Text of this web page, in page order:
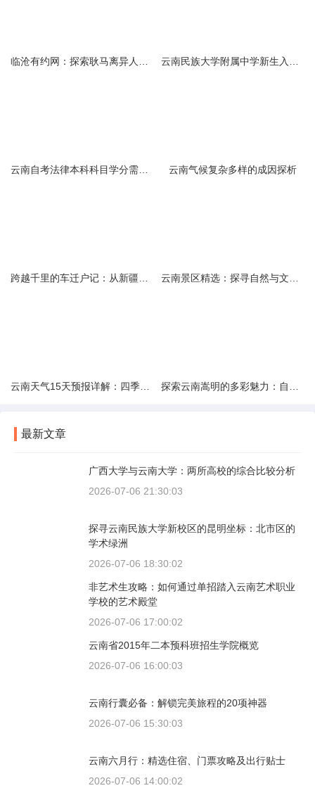
云南气候复杂多样的成因探析
最新文章
广西大学与云南大学：两所高校的综合比较分析
2026-07-06 21:30:03
探寻云南民族大学新校区的昆明坐标：北市区的
学术绿洲
2026-07-06 18:30:02
非艺术生攻略：如何通过单招踏入云南艺术职业
学校的艺术殿堂
2026-07-06 17:00:02
云南省2015年二本预科班招生学院概览
2026-07-06 16:00:03
云南行囊必备：解锁完美旅程的20项神器
2026-07-06 15:30:03
云南六月行：精选住宿、门票攻略及出行贴士
2026-07-06 14:00:02